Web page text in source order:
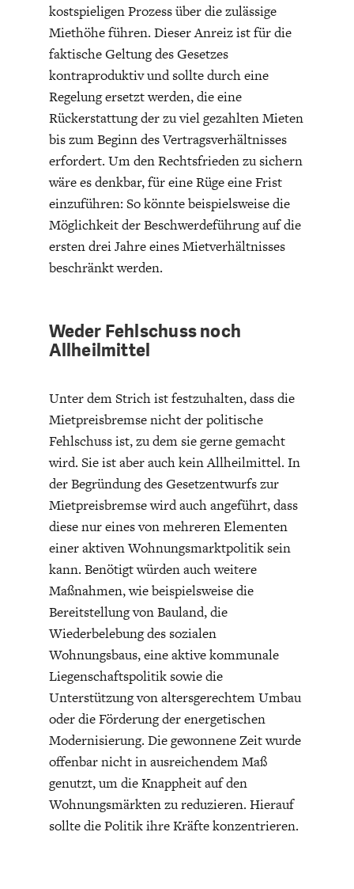
kostspieligen Prozess über die zulässige
Miethöhe führen. Dieser Anreiz ist für die
faktische Geltung des Gesetzes
kontraproduktiv und sollte durch eine
Regelung ersetzt werden, die eine
Rückerstattung der zu viel gezahlten Mieten
bis zum Beginn des Vertragsverhältnisses
erfordert. Um den Rechtsfrieden zu sichern
wäre es denkbar, für eine Rüge eine Frist
einzuführen: So könnte beispielsweise die
Möglichkeit der Beschwerdeführung auf die
ersten drei Jahre eines Mietverhältnisses
beschränkt werden.
Weder Fehlschuss noch
Allheilmittel
Unter dem Strich ist festzuhalten, dass die
Mietpreisbremse nicht der politische
Fehlschuss ist, zu dem sie gerne gemacht
wird. Sie ist aber auch kein Allheilmittel. In
der Begründung des Gesetzentwurfs zur
Mietpreisbremse wird auch angeführt, dass
diese nur eines von mehreren Elementen
einer aktiven Wohnungsmarktpolitik sein
kann. Benötigt würden auch weitere
Maßnahmen, wie beispielsweise die
Bereitstellung von Bauland, die
Wiederbelebung des sozialen
Wohnungsbaus, eine aktive kommunale
Liegenschaftspolitik sowie die
Unterstützung von altersgerechtem Umbau
oder die Förderung der energetischen
Modernisierung. Die gewonnene Zeit wurde
offenbar nicht in ausreichendem Maß
genutzt, um die Knappheit auf den
Wohnungsmärkten zu reduzieren. Hierauf
sollte die Politik ihre Kräfte konzentrieren.